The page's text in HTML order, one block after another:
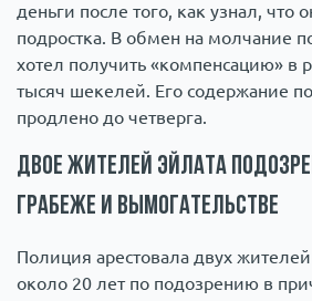
деньги после того, как узнал, что
подростка. В обмен на молчание
хотел получить «компенсацию» в
тысяч шекелей. Его содержание
продлено до четверга.
Двое жителей Эйлата
грабеже и вымогательстве
Полиция арестовала двух жителей
около 20 лет по подозрению в